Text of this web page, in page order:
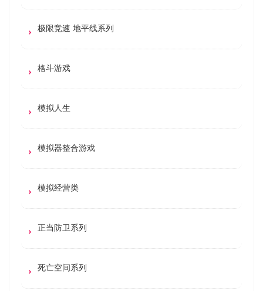
极限竞速 地平线系列
格斗游戏
模拟人生
模拟器整合游戏
模拟经营类
正当防卫系列
死亡空间系列